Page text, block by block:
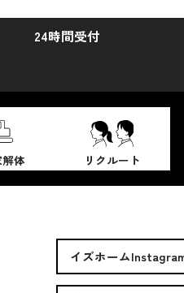
24時間受付
体 リクルート
イズホーム